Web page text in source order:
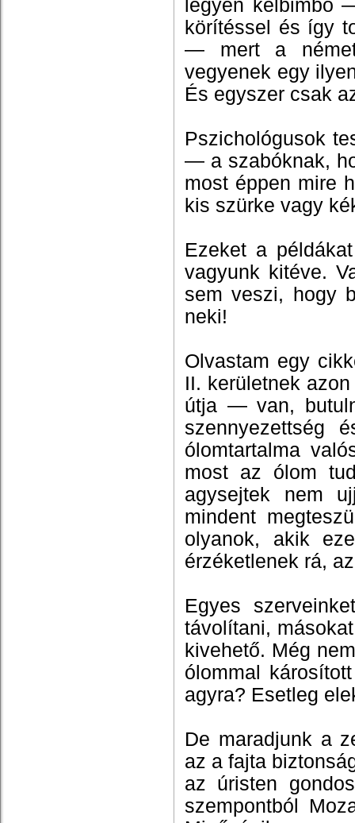
legyen kelbimbó
körítéssel és így
— mert a
vegyenek egy
És egyszer csak
Pszichológusok
— a szabóknak,
most éppen mire
kis szürke vagy
Ezeket a
vagyunk kitéve.
sem veszi, hogy
neki!
Olvastam egy
II. kerületnek
útja — van,
szennyezettség
ólomtartalma
most az ólom
agysejtek nem
mindent
olyanok, akik
érzéketlenek rá,
Egyes
távolítani,
kivehető. Még
ólommal
agyra? Esetleg
De maradjunk a
az a fajta
az úristen
szempontból